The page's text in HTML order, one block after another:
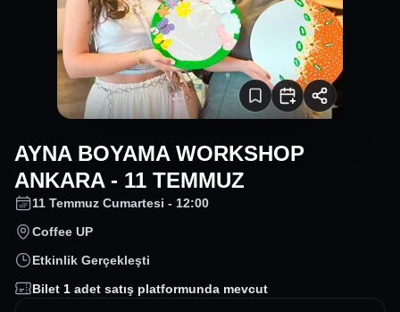
AYNA BOYAMA WORKSHOP
ANKARA - 11 TEMMUZ
11 Temmuz Cumartesi - 12:00
Coffee UP
Etkinlik Gerçekleşti
Bilet 1 adet satış platformunda mevcut